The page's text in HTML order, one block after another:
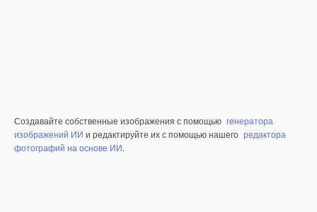
Создавайте собственные изображения с помощью генератора
изображений ИИ и редактируйте их с помощью нашего редактора
фотографий на основе ИИ.